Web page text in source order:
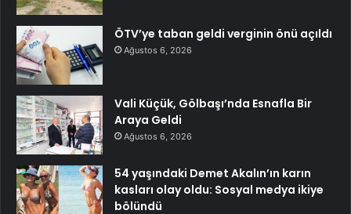
ÖTV’ye taban geldi verginin önü açıldı
Ağustos 6, 2026
Vali Küçük, Gölbaşı’nda Esnafla Bir
Araya Geldi
Ağustos 6, 2026
54 yaşındaki Demet Akalın’ın karın
kasları olay oldu: Sosyal medya ikiye
bölündü